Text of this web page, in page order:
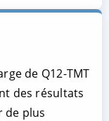
de Q12-TMT
des résultats
de plus